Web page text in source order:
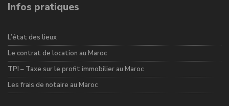
Infos pratiques
L’état des lieux
Le contrat de location au Maroc
TPI – Taxe sur le profit immobilier au Maroc
Les frais de notaire au Maroc